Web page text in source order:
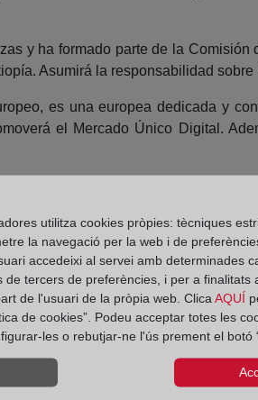
y ha formado parte de la
Asumirá la responsabilidad
es una europea dedicada y
el Mercado Único Digital.
su país. Se encargará de la cartera
su experiencia a la nueva Comisión
de ministro de Asuntos
de Lituania, será responsable de
el Parlamento Europeo y su
utilitza cookies pròpies: tècniques
la navegació per la web i de
accedeixi al servei amb determinades
de tercers de preferències, i per a finalitats
de l'usuari de la pròpia web. Clica AQUÍ
de cookies”. Podeu acceptar totes les
les o rebutjar-ne l'ús prement el botó